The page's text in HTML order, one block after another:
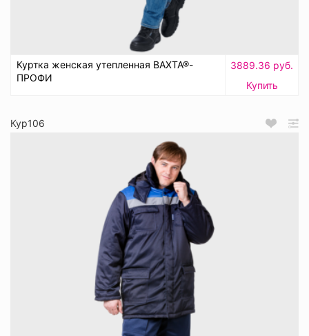
Куртка женская утепленная ВАХТА®-
ПРОФИ
3889.36 руб.
Купить
Кур106